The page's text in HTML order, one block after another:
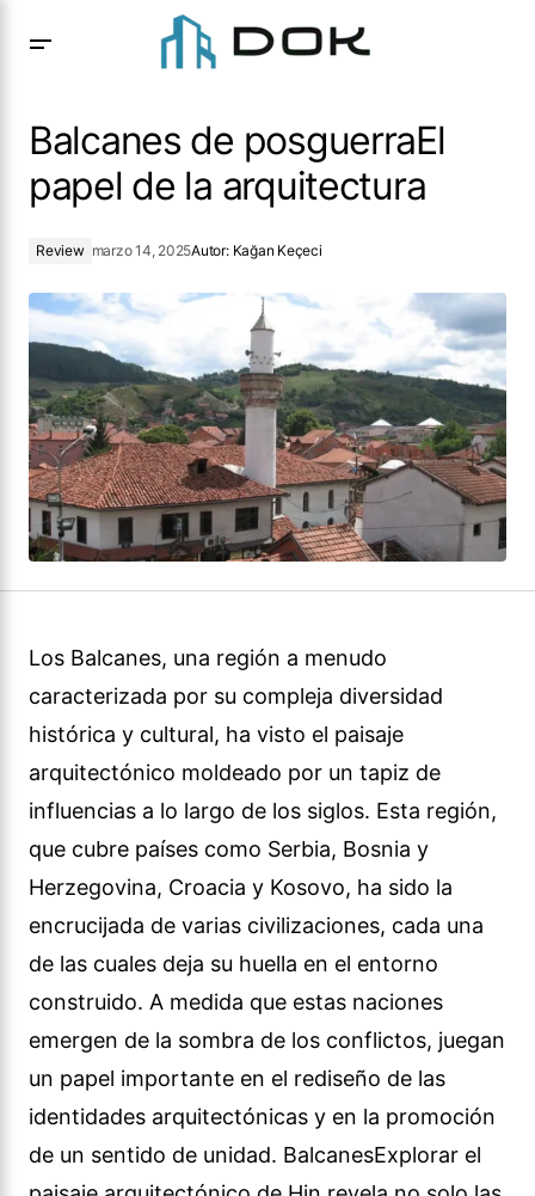
Balcanes de posguerraEl
papel de la arquitectura
Review marzo 14, 2025Autor: Kağan Keçeci
Los Balcanes, una región a menudo
caracterizada por su compleja diversidad
histórica y cultural, ha visto el paisaje
arquitectónico moldeado por un tapiz de
influencias a lo largo de los siglos. Esta región,
que cubre países como Serbia, Bosnia y
Herzegovina, Croacia y Kosovo, ha sido la
encrucijada de varias civilizaciones, cada una
de las cuales deja su huella en el entorno
construido. A medida que estas naciones
emergen de la sombra de los conflictos, juegan
un papel importante en el rediseño de las
identidades arquitectónicas y en la promoción
de un sentido de unidad. BalcanesExplorar el